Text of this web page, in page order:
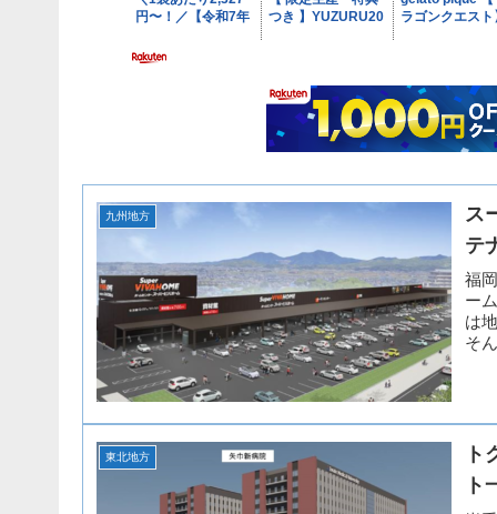
九州地方
ス
テ
福
ー
は
そ
東北地方
ト